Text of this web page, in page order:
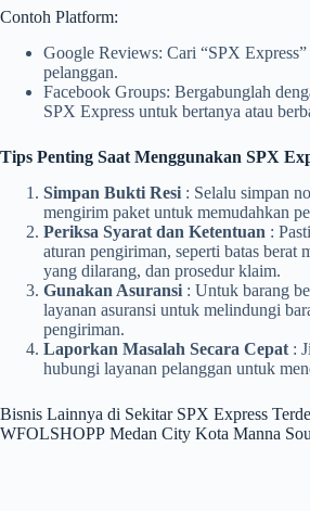
Contoh Platform:
Google Reviews: Cari “SPX Express”
pelanggan.
Facebook Groups: Bergabunglah
SPX Express untuk bertanya atau
Tips Penting Saat Menggunakan SPX
Simpan Bukti Resi : Selalu simpan
mengirim paket untuk memudahkan
Periksa Syarat dan Ketentuan :
aturan pengiriman, seperti batas berat
yang dilarang, dan prosedur klaim.
Gunakan Asuransi : Untuk barang
layanan asuransi untuk melindungi
pengiriman.
Laporkan Masalah Secara Cepat :
hubungi layanan pelanggan untuk
Bisnis Lainnya di Sekitar SPX Express
WFOLSHOPP Medan City Kota Manna